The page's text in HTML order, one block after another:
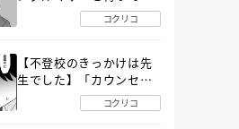
た“魔の２年間”【後編】
コクリコ
【不登校のきっかけは先
生でした】「カウンセリ
ングの時間」生徒の情報
をバラしたのは…《第２
コクリコ